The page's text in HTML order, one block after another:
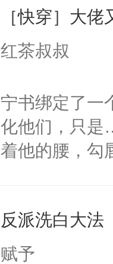
［快穿］大
红茶叔叔
宁书绑定了一
化他们，只是
着他的腰，勾
来，给老公亲
用力——为你
反派洗白大法
赋予